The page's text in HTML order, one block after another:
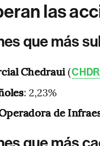
las
que más
Chedraui(
: 2,23%
de